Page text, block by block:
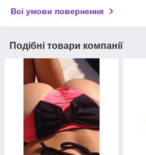
Всі умови повернення
Подібні товари компанії